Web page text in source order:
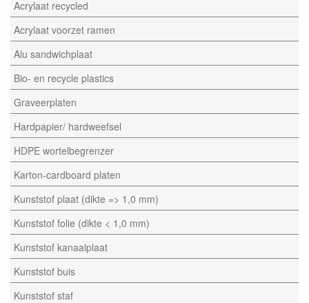
Acrylaat recycled
Acrylaat voorzet ramen
Alu sandwichplaat
Bio- en recycle plastics
Graveerplaten
Hardpapier/ hardweefsel
HDPE wortelbegrenzer
Karton-cardboard platen
Kunststof plaat (dikte => 1,0 mm)
Kunststof folie (dikte < 1,0 mm)
Kunststof kanaalplaat
Kunststof buis
Kunststof staf